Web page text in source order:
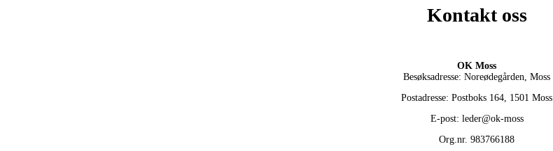
Kontakt oss
OK Moss
Besøksadresse: Noreødegården, Moss
Postadresse: Postboks 164, 1501 Moss
E-post: leder@ok-moss
Org.nr. 983766188